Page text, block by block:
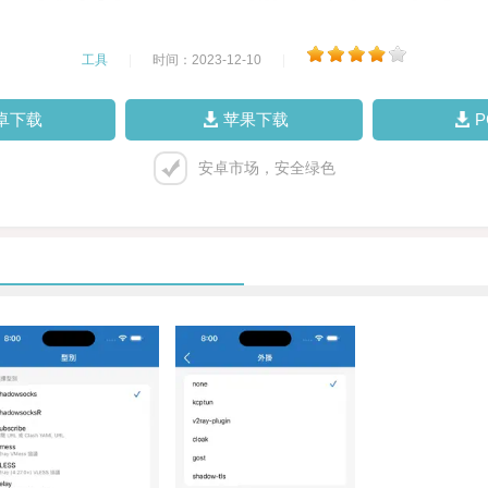
工具 时间：2023-12-10
下载 苹果下载
安卓市场，安全绿色